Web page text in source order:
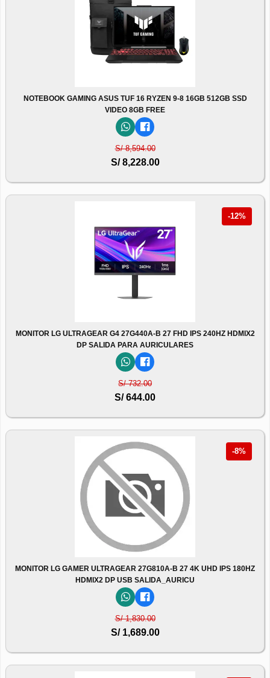
NOTEBOOK GAMING ASUS TUF 16 RYZEN 9-8 16GB 512GB SSD
VIDEO 8GB FREE
S/ 8,594.00
S/ 8,228.00
-12%
MONITOR LG ULTRAGEAR G4 27G440A-B 27 FHD IPS 240HZ HDMIX2
DP SALIDA PARA AURICULARES
S/ 732.00
S/ 644.00
-8%
MONITOR LG GAMER ULTRAGEAR 27G810A-B 27 4K UHD IPS 180HZ
HDMIX2 DP USB SALIDA_AURICU
S/ 1,830.00
S/ 1,689.00